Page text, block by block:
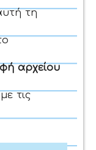
τη
αρχείου
τις